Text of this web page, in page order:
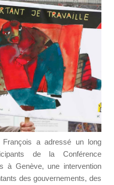
a adressé un long
de la Conférence
à Genève, une intervention
des gouvernements, des